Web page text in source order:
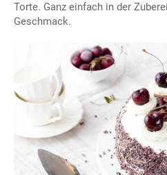
Torte. Ganz einfach in der
Geschmack.